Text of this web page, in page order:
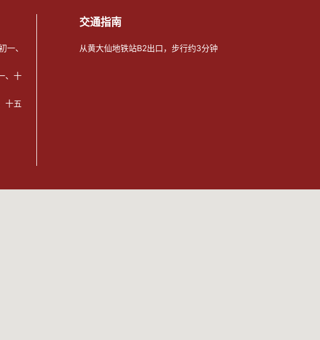
一、
、十
十五
交通指南
从黄大仙地铁站B2出口，步行约3分钟